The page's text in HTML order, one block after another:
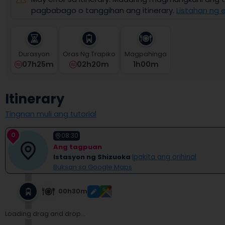
select
Press
question
mark
get
the
keyboard
shortcuts
for
changing
dates.
pagbabago o tanggihan ang itinerary. Listahan ng
Durasyon
07h25m
Oras Ng Trapiko
02h20m
Magpahinga
1H00M
Itinerary
Tingnan muli ang tutorial
0 08:30
Ang tagpuan
Istasyon ng Shizuoka Ipakita ang orihinal
Buksan sa Google Maps
00h30m
Loading drag and drop...